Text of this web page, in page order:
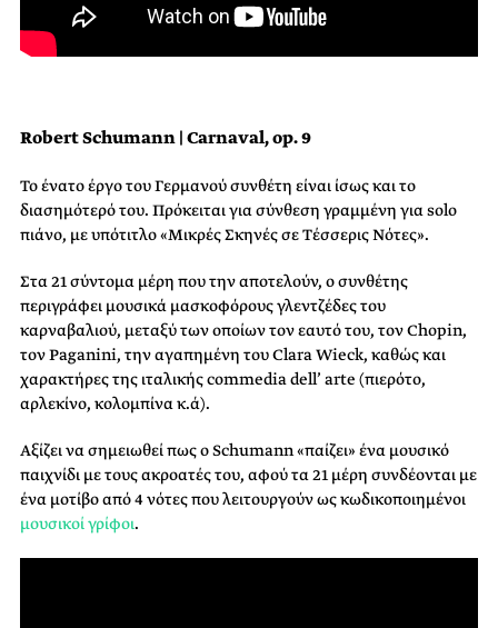
Robert Schumann | Carnaval, op. 9
Το ένατο έργο του Γερμανού συνθέτη είναι ίσως και το
διασημότερό του. Πρόκειται για σύνθεση γραμμένη για solo
πιάνο, με υπότιτλο «Μικρές Σκηνές σε Τέσσερις Νότες».
Στα 21 σύντομα μέρη που την αποτελούν, ο συνθέτης
περιγράφει μουσικά μασκοφόρους γλεντζέδες του
καρναβαλιού, μεταξύ των οποίων τον εαυτό του, τον Chopin,
τον Paganini, την αγαπημένη του Clara Wieck, καθώς και
χαρακτήρες της ιταλικής commedia dell’ arte (πιερότο,
αρλεκίνο, κολομπίνα κ.ά).
Αξίζει να σημειωθεί πως ο Schumann «παίζει» ένα μουσικό
παιχνίδι με τους ακροατές του, αφού τα 21 μέρη συνδέονται με
ένα μοτίβο από 4 νότες που λειτουργούν ως κωδικοποιημένοι
μουσικοί γρίφοι.